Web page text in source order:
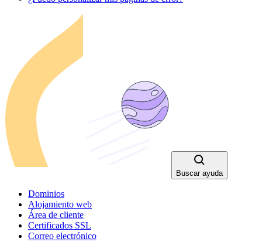
Buscar ayuda
Dominios
Alojamiento web
Área de cliente
Certificados SSL
Correo electrónico